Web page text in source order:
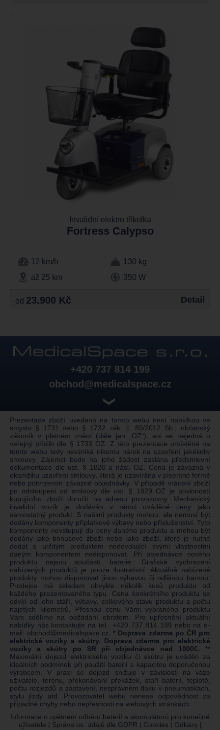
Invalidní elektro tříkolka
Fortress Calypso
12 km/h
130 kg
až 25 km
350 W
od 23.900 Kč Detail
+420 737 814 199
obchod@medicalspace.cz
❯
Prezentace zboží uvedená na tomto webu není nabídkou ve
smyslu § 1731 nebo § 1732 zák. č. 89/2012 Sb., občanský
zákoník v platném znění (dále jen „OZ“), ani se nejedná o
veřejný příslib dle § 1733 OZ. Z této prezentace umístěné na
tomto webu tedy nevzniká nikomu nárok na uzavření jakékoliv
smlouvy. Zájemci bude na jeho žádost zaslána předsmluvní
dokumentace dle ust. § 1820 a násl. OZ. Cena je závazná v
okamžiku uzavření smlouvy, která je uzavírána v písemné formě
nebo potvrzením závazné objednávky. V případě vrácení zboží
po odstoupení od smlouvy dle ust. § 1829 OZ je povinností
kupujícího zboží doručit na adresu provozovny. Mechanický
invalidní vozík je dodáván v rámci uváděné ceny jako
samostatný produkt. S našimi produkty mohou, ale nemusí být
dodány komponenty příplatkové výbavy nebo příslušenství. Tyto
komponenty nevstupují do ceny daného produktu a mohou být
dodány jako bonusové zboží nebo jako zboží, které je nutné
dodat s určitým produktem nedovolující svými vlastnostmi
daným komponentem nedisponovat. Při objednávce nového
produktu nejsou součástí baterie. Grafické vyobrazení
nabízených produktů je pouze ilustrativní. Aktuálně nabízené
produkty mohou disponovat jinou výbavou či odlišnou barvou.
Prodejce má skladem obvykle několik kusů produktu od
každého prezentovaného typu. Cena konkrétního produktu se
odvíjí od jeho stáří, výbavy, celkového stavu produktu a počtu
najetých kilometrů. Přesnou cenu Vámi vybraného produktu
Vám sdělíme na požádání obratem. Pro upřesnění aktuální
nabídky nás kontaktujte na tel.: +420 737 814 199 nebo na e-
mail: obchod@medicalspace.cz
* Doprava zdarma po ČR pro
elektrické vozíky a skútry. Doprava zdarma pro elektrické
vozíky a skútry po SR při objednávce nad 1000€. **
Maximální dojezd elektrického vozíku či skútru je uváděn za
ideálních podmínek při použití baterií s kapacitou doporučenou
výrobcem. V praxi se dojezd snižuje v závislosti na váze
uživatele, terénu, překonávání překážek, stáří baterií, teplotě,
počtu rozjezdů a zastavení, nesprávném tlaku v pneumatikách,
stylu jízdy atd. Provozovatel webu nenese odpovědnost za
případné chyby nebo nepřesnosti na webových stránkách.
Informace o zpětném odběru baterií a akumulátorů pro konečné
uživatele | Správa os. údajů dle GDPR | Cookies | Odkazy|